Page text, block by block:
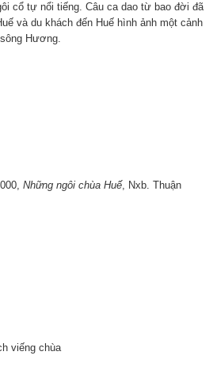
tự nổi tiếng. Câu ca dao từ bao đời đã
và du khách đến Huế hình ảnh một cảnh
Hương.
Những ngôi chùa Huế, Nxb. Thuận
viếng chùa